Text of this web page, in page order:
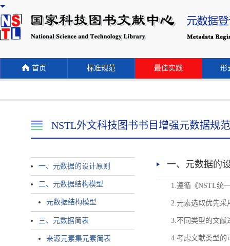
首页 标准规范 最佳实践 形
NSTL外文科技图书书目增强元数据规范
一、元数据的设计原则
二、元数据结构模型
元数据结构模型
三、元数据简表
来源元素集元素简表
一、元数据的
1.遵循《NSTL统
2.元素选取优先采
3.不同类型的文献
4.考虑文献类型的